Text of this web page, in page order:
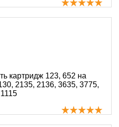
картридж 123, 652 на
2135, 2136, 3635, 3775,